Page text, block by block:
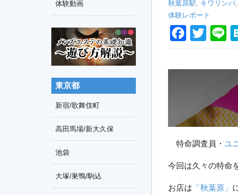
旅
秋葉原駅, キワリンパ,
体験レポート
F
a
c
o
o
k
T
wi
tt
n
e
特命調査員・ ユ
今回は久々の特命
お店は 「秋葉原」
索
体験動画
東京都
新宿/歌舞伎町
高田馬場/新大久保
池袋
大塚/巣鴨/駒込